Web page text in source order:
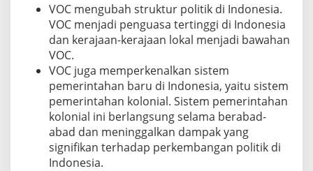
VOC mengubah struktur politik di Indonesia.
VOC menjadi penguasa tertinggi di Indonesia
dan kerajaan-kerajaan lokal menjadi bawahan
VOC.
VOC juga memperkenalkan sistem
pemerintahan baru di Indonesia, yaitu sistem
pemerintahan kolonial. Sistem pemerintahan
kolonial ini berlangsung selama berabad-
abad dan meninggalkan dampak yang
signifikan terhadap perkembangan politik di
Indonesia.